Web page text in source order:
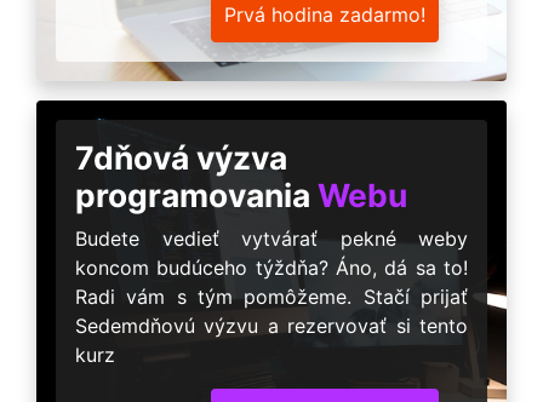
Prvá hodina zadarmo!
7dňová výzva
programovania Webu
Budete vedieť vytvárať pekné weby
koncom budúceho týždňa? Áno, dá sa to!
Radi vám s tým pomôžeme. Stačí prijať
Sedemdňovú výzvu a rezervovať si tento
kurz